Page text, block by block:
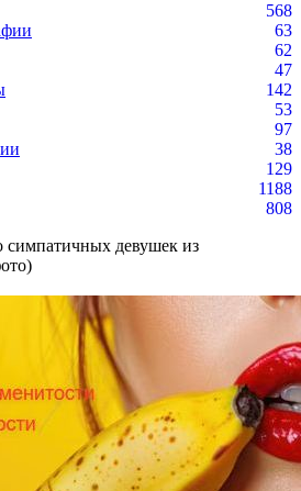
568
63
62
47
142
53
97
38
129
1188
808
симпатичных девушек из